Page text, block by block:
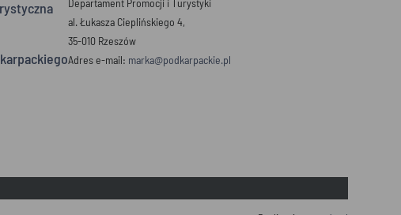
Departament Promocji i Turystyki
al. Łukasza Cieplińskiego 4,
35-010 Rzeszów
Adres e-mail: marka@podkarpackie.pl